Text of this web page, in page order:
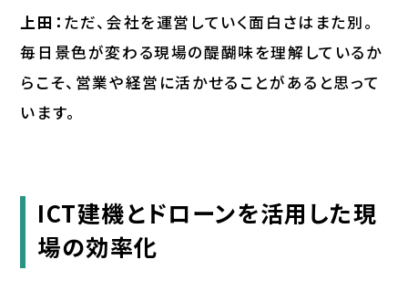
上田： ただ、会社を運営していく面白さはまた別。
毎日景色が変わる現場の醍醐味を理解しているか
らこそ、営業や経営に活かせることがあると思って
います。
ICT建機とドローンを活用した現
場の効率化